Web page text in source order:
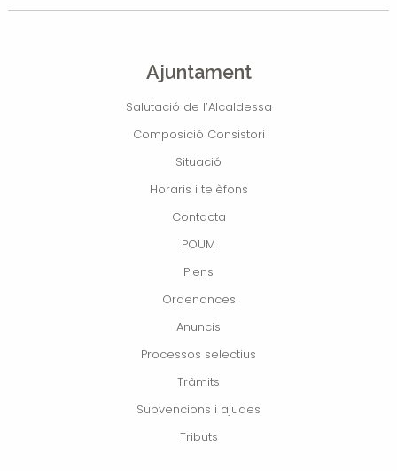
Ajuntament
Salutació de l’Alcaldessa
Composició Consistori
Situació
Horaris i telèfons
Contacta
POUM
Plens
Ordenances
Anuncis
Processos selectius
Tràmits
Subvencions i ajudes
Tributs